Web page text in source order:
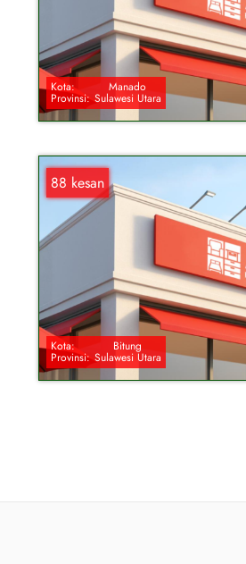
Kota: Manado
Provinsi: Sulawesi Utara
88 kesan
Kota: Bitung
Provinsi: Sulawesi Utara